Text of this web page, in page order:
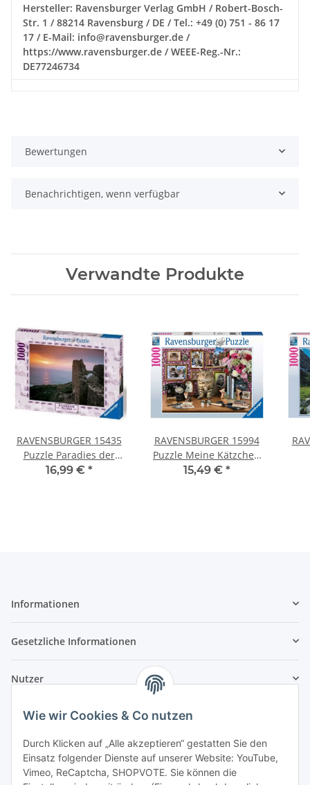
Wie wir Cookies & Co nutzen
Durch Klicken auf „Alle akzeptieren“ gestatten Sie den
Einsatz folgender Dienste auf unserer Website: YouTube,
Vimeo, ReCaptcha, SHOPVOTE. Sie können die
Hersteller: Ravensburger Verlag GmbH / Robert-Bosch-
Str. 1 / 88214 Ravensburg / DE / Tel.: +49 (0) 751 - 86 17
17 / E-Mail: info@ravensburger.de /
https://www.ravensburger.de / WEEE-Reg.-Nr.:
DE77246734
Bewertungen
Benachrichtigen, wenn verfügbar
Verwandte Produkte
RAVENSBURGER 15435
Puzzle Paradies der
Träume 1000 Teile
16,99 € *
RAVENSBURGER 15994
Puzzle Meine Kätzchen
1000 Teile
15,49 € *
Informationen
Gesetzliche Informationen
Nutzer